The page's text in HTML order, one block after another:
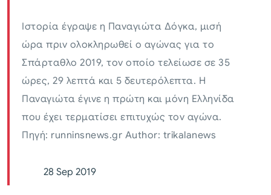
Ιστορία έγραψε η Παναγιώτα Δόγκα, μισή
ώρα πριν ολοκληρωθεί ο αγώνας για το
Σπάρταθλο 2019, τον οποίο τελείωσε σε 35
ώρες, 29 λεπτά και 5 δευτερόλεπτα. Η
Παναγιώτα έγινε η πρώτη και μόνη Ελληνίδα
που έχει τερματίσει επιτυχώς τον αγώνα.
Πηγή: runninsnews.gr Author: trikalanews
28 Sep 2019